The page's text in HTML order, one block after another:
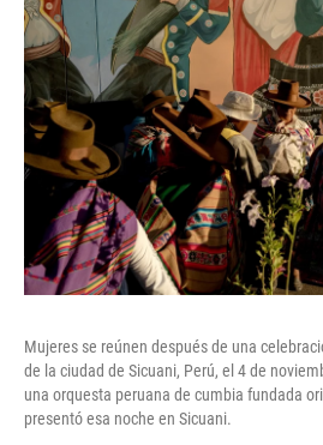
Mujeres se reúnen después de una
de la ciudad de Sicuani, Perú, el 4 de
una orquesta peruana de cumbia fundada
presentó esa noche en Sicuani.